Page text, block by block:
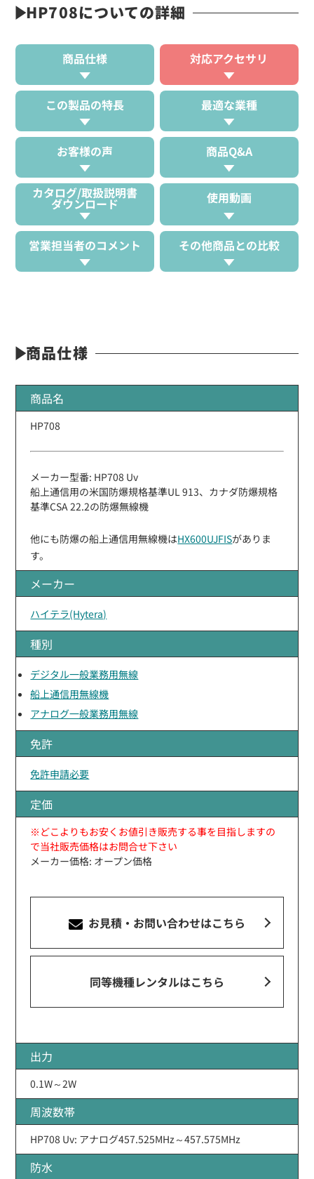
HP708についての詳細
商品仕様 対応アクセサリ
この製品の特長 最適な業種
お客様の声 商品Q&A
カタログ/取扱説明書
ダウンロード 使用動画
営業担当者のコメント その他商品との比較
商品仕様
商品名
HP708
メーカー型番: HP708 Uv
船上通信用の米国防爆規格基準UL 913、カナダ防爆規格
基準CSA 22.2の防爆無線機
他にも防爆の船上通信用無線機はHX600UJFISがありま
す。
メーカー
ハイテラ(Hytera)
種別
デジタル一般業務用無線
船上通信用無線機
アナログ一般業務用無線
免許
免許申請必要
定価
※どこよりもお安くお値引き販売する事を目指しますの
で当社販売価格はお問合せ下さい
メーカー価格: オープン価格
お見積・お問い合わせはこちら
同等機種レンタルはこちら
出力
0.1W～2W
周波数帯
HP708 Uv: アナログ457.525MHz～457.575MHz
防水